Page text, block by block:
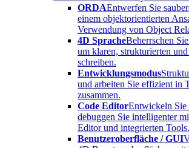
ORDAEntwerfen Sie
einem objektorientierten
Verwendung von Object
4D SpracheBeherrschen
um klaren, strukturierten
schreiben.
Entwicklungsmodus
und arbeiten Sie effizient in
zusammen.
Code EditorEntwickeln Sie
debuggen Sie intelligenter
Editor und integrierten Tools.
Benutzeroberfläche / GUI